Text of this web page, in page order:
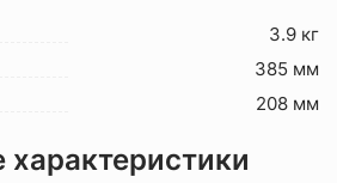
3.9 кг
385 мм
208 мм
характеристики